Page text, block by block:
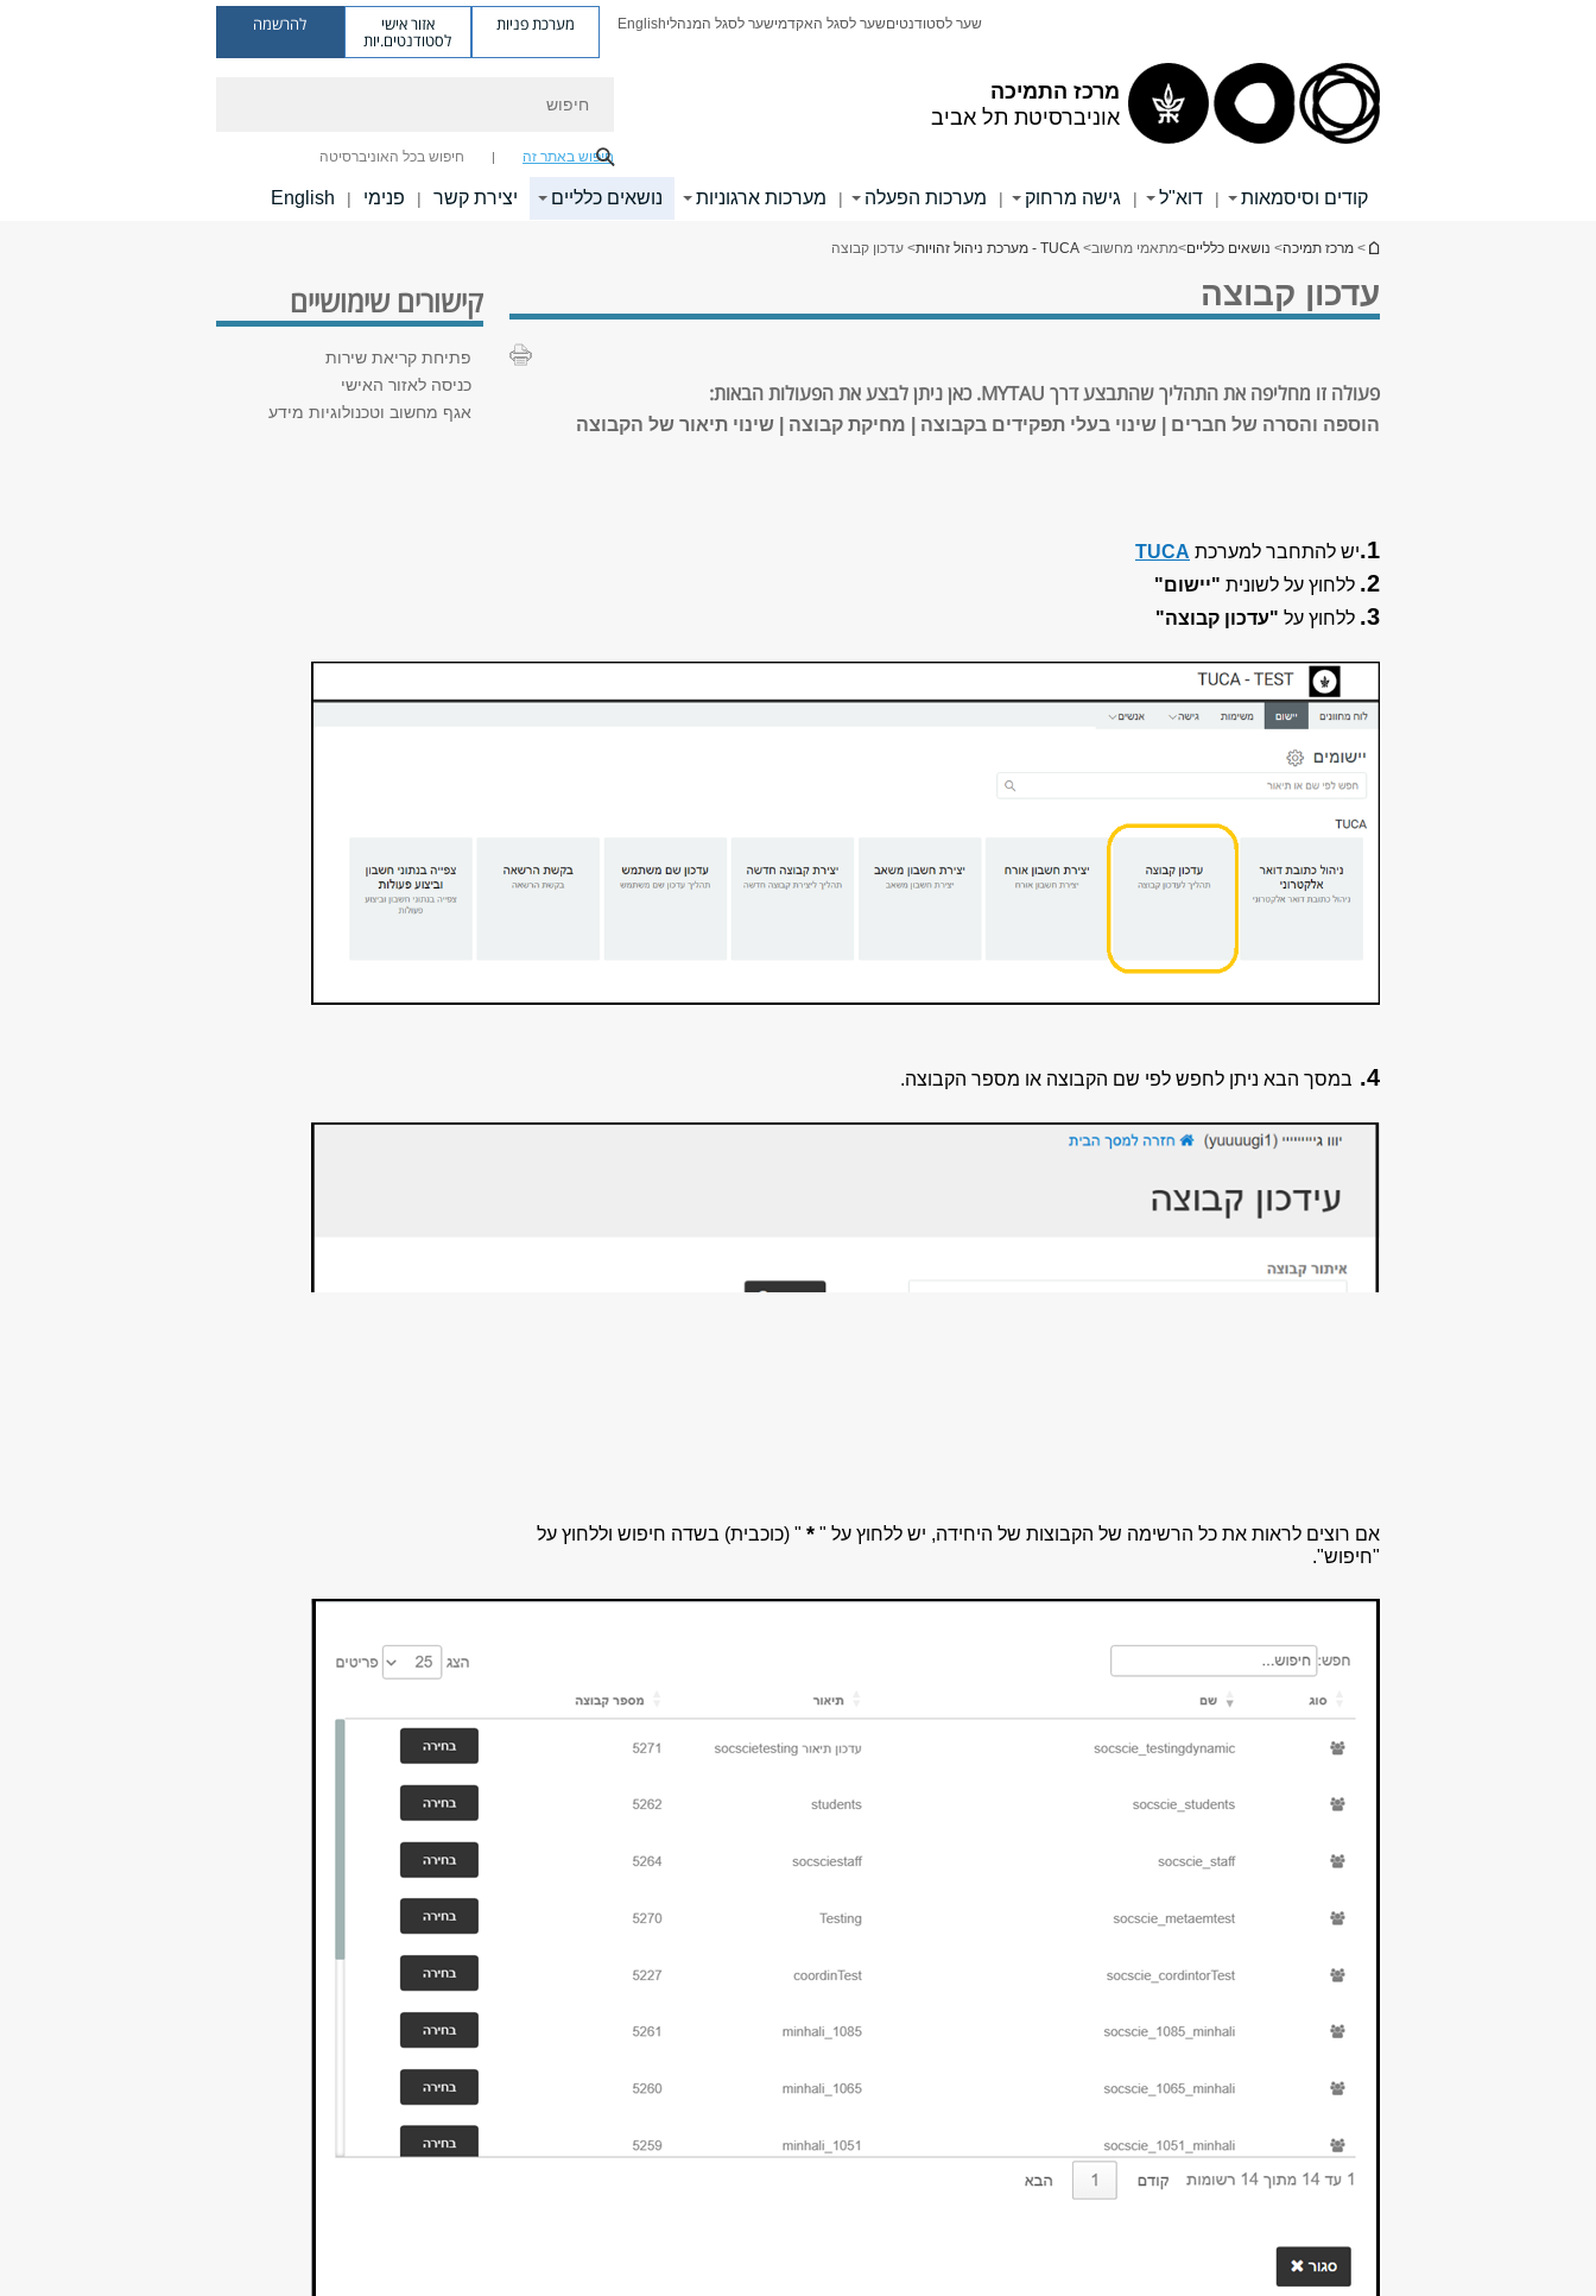
מרכז התמיכה
אוניברסיטת תל אביב
שער לסטודנטיםשער לסגל האקדמישער לסגל המנהליEnglish מערכת פניות אזור אישי
לסטודנטים.יות
להרשמה
חיפוש באתר זה חיפוש בכל האוניברסיטה
קודים וסיסמאות | דוא"ל | גישה מרחוק | מערכות הפעלה | מערכות ארגוניות נושאים כלליים יצירת קשר | פנימי |
English
הינך נמצא כאן
> מרכז תמיכה> נושאים כלליים>מתאמי מחשוב> TUCA - מערכת ניהול זהויות > עדכון קבוצה
עדכון קבוצה
פעולה זו מחליפה את התהליך שהתבצע דרך MYTAU. כאן ניתן לבצע את הפעולות הבאות:
הוספה והסרה של חברים | שינוי בעלי תפקידים בקבוצה | מחיקת קבוצה | שינוי תיאור של הקבוצה
1. יש להתחבר למערכת TUCA
2. ללחוץ על לשונית "יישום"
3. ללחוץ על "עדכון קבוצה"
4. במסך הבא ניתן לחפש לפי שם הקבוצה או מספר הקבוצה.
אם רוצים לראות את כל הרשימה של הקבוצות של היחידה, יש ללחוץ על " * " (כוכבית) בשדה חיפוש וללחוץ על
"חיפוש".
קישורים שימושיים
פתיחת קריאת שירות
כניסה לאזור האישי
אגף מחשוב וטכנולוגיות מידע